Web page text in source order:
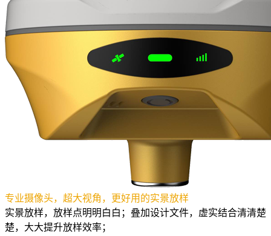
专业摄像头，超大视角，更好用的实景放样
实景放样，放样点明明白白；叠加设计文件，虚实结合清清楚
楚，大大提升放样效率；